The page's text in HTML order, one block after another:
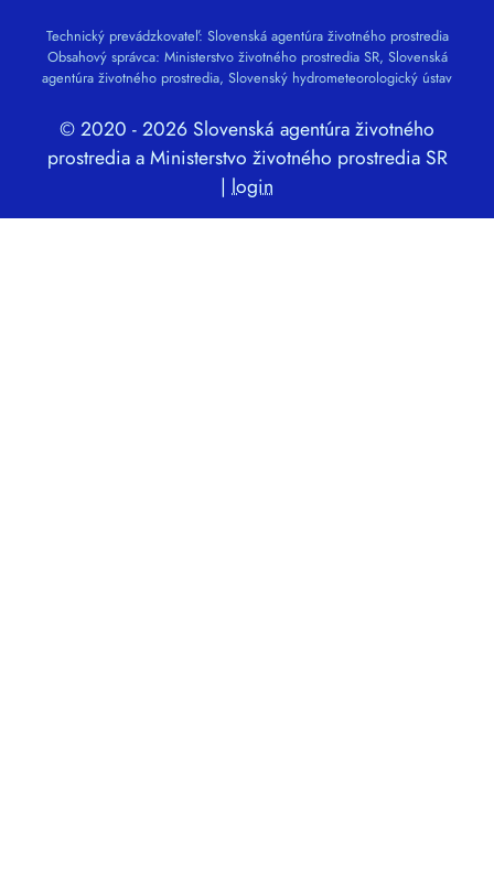
Technický prevádzkovateľ: Slovenská agentúra životného prostredia
Obsahový správca: Ministerstvo životného prostredia SR, Slovenská
agentúra životného prostredia, Slovenský hydrometeorologický ústav
© 2020 - 2026 Slovenská agentúra životného
prostredia a Ministerstvo životného prostredia SR
| login